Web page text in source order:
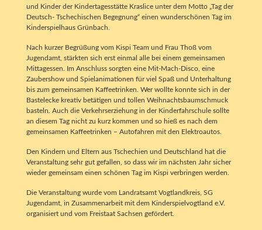
und Kinder der Kindertagesstätte Kraslice unter dem Motto „Tag der
Deutsch- Tschechischen Begegnung“ einen wunderschönen Tag im
Kinderspielhaus Grünbach.
Nach kurzer Begrüßung vom Kispi Team und Frau Thoß vom
Jugendamt, stärkten sich erst einmal alle bei einem gemeinsamen
Mittagessen. Im Anschluss sorgten eine Mit-Mach-Disco, eine
Zaubershow und Spielanimationen für viel Spaß und Unterhaltung
bis zum gemeinsamen Kaffeetrinken. Wer wollte konnte sich in der
Bastelecke kreativ betätigen und tollen Weihnachtsbaumschmuck
basteln. Auch die Verkehrserziehung in der Kinderfahrschule sollte
an diesem Tag nicht zu kurz kommen und so hieß es nach dem
gemeinsamen Kaffeetrinken – Autofahren mit den Elektroautos.
Den Kindern und Eltern aus Tschechien und Deutschland hat die
Veranstaltung sehr gut gefallen, so dass wir im nächsten Jahr sicher
wieder gemeinsam einen schönen Tag im Kispi verbringen werden.
Die Veranstaltung wurde vom Landratsamt Vogtlandkreis, SG
Jugendamt, in Zusammenarbeit mit dem Kinderspielvogtland e.V.
organisiert und vom Freistaat Sachsen gefördert.